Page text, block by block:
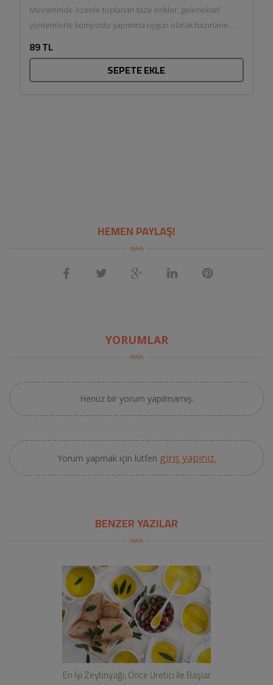
Mevsiminde özenle toplanan taze erikler, geleneksel
yöntemlerle komposto yapımına uygun olarak hazırlanır.
89 TL
SEPETE EKLE
HEMEN PAYLAŞ!
YORUMLAR
Henüz bir yorum yapılmamış.
Yorum yapmak için lütfen giriş yapınız.
BENZER YAZILAR
En İyi Zeytinyağı, Önce Üretici İle Başlar